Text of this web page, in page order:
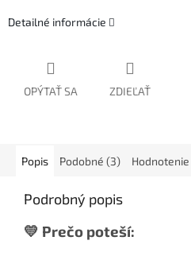
Detailné informácie
OPÝTAŤ SA ZDIEĽAŤ
Popis Podobné (3) Hodnotenie
Podrobný popis
💛 Prečo poteší: